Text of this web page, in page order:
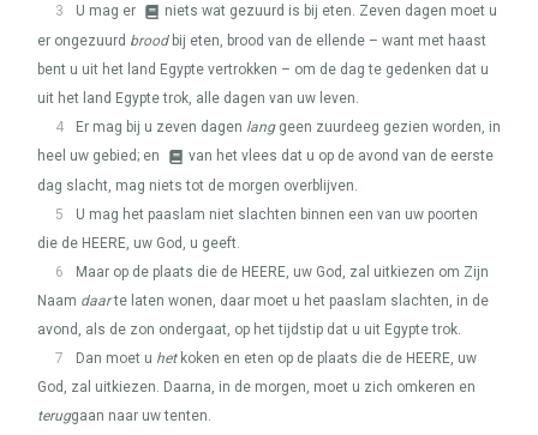
3
U mag er
niets wat gezuurd is bij eten. Zeven dagen moet u
er ongezuurd broodbij eten, brood van de ellende – want met haast
bent u uit het land Egypte vertrokken – om de dag te gedenken dat u
uit het land Egypte trok, alle dagen van uw leven.
4
Er mag bij u zeven dagen langgeen zuurdeeg gezien worden, in
heel uw gebied; en
van het vlees dat u op de avond van de eerste
dag slacht, mag niets tot de morgen overblijven.
5
U mag het paaslam niet slachten binnen een van uw poorten
die de HEERE, uw God, u geeft.
6
Maar op de plaats die de HEERE, uw God, zal uitkiezen om Zijn
Naam daarte laten wonen, daar moet u het paaslam slachten, in de
avond, als de zon ondergaat, op het tijdstip dat u uit Egypte trok.
7
Dan moet u hetkoken en eten op de plaats die de HEERE, uw
God, zal uitkiezen. Daarna, in de morgen, moet u zich omkeren en
teruggaan naar uw tenten.